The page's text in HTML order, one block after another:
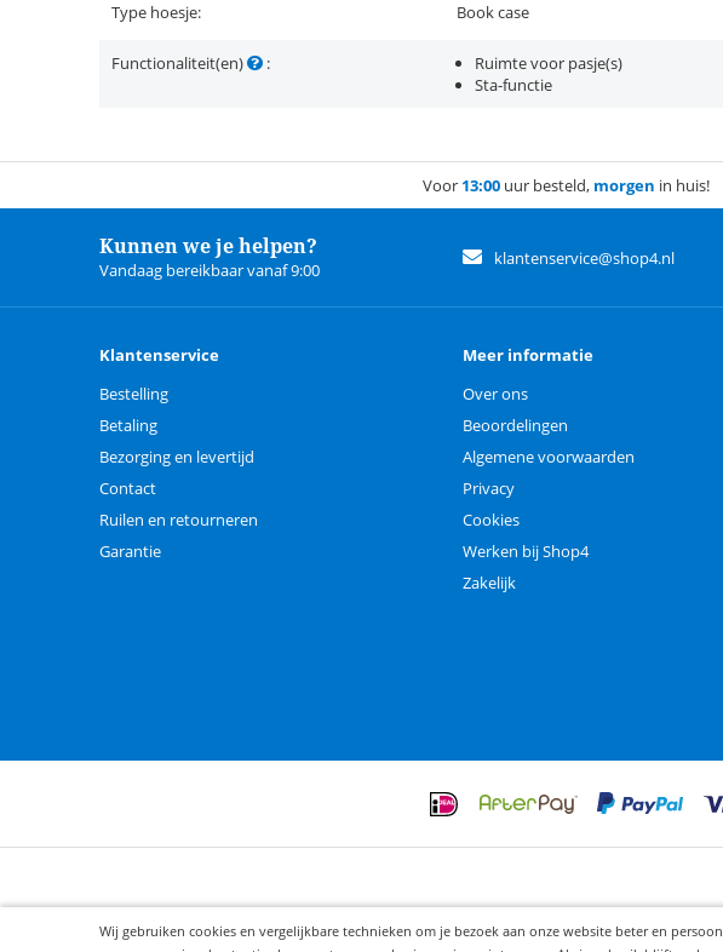
Type hoesje: Book case
Functionaliteit(en) :
Ruimte voor pasje(s)
Sta-functie
Voor 13:00 uur besteld, morgen in huis!
Kunnen we je helpen?
Vandaag bereikbaar vanaf 9:00
klantenservice@shop4.nl
Klantenservice
Bestelling
Betaling
Bezorging en levertijd
Contact
Ruilen en retourneren
Garantie
Meer informatie
Over ons
Beoordelingen
Algemene voorwaarden
Privacy
Cookies
Werken bij Shop4
Zakelijk
Beoordeling
Wij gebruiken cookies en vergelijkbare technieken om je bezoek aan onze website beter en